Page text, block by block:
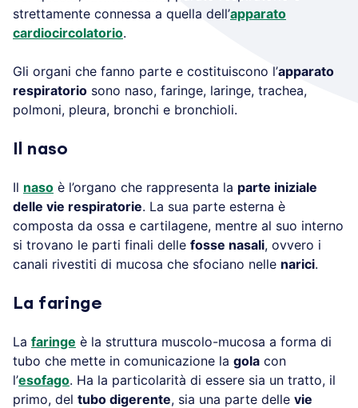
strettamente connessa a quella dell’apparato
cardiocircolatorio.
Gli organi che fanno parte e costituiscono l’apparato
respiratorio sono naso, faringe, laringe, trachea,
polmoni, pleura, bronchi e bronchioli.
Il naso
Il naso è l’organo che rappresenta la parte iniziale
delle vie respiratorie. La sua parte esterna è
composta da ossa e cartilagene, mentre al suo interno
si trovano le parti finali delle fosse nasali, ovvero i
canali rivestiti di mucosa che sfociano nelle narici.
La faringe
La faringe è la struttura muscolo-mucosa a forma di
tubo che mette in comunicazione la gola con
l’esofago. Ha la particolarità di essere sia un tratto, il
primo, del tubo digerente, sia una parte delle vie